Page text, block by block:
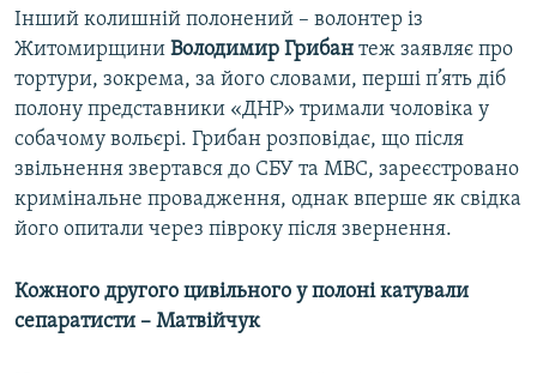
Інший колишній полонений – волонтер із
Житомирщини Володимир Грибан теж заявляє про
тортури, зокрема, за його словами, перші п’ять діб
полону представники «ДНР» тримали чоловіка у
собачому вольєрі. Грибан розповідає, що після
звільнення звертався до СБУ та МВС, зареєстровано
кримінальне провадження, однак вперше як свідка
його опитали через півроку після звернення.
Кожного другого цивільного у полоні катували
сепаратисти – Матвійчук